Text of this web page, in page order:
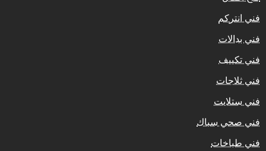
فني انتركم
فني بدالات
فني تكييف
فني ثلاجات
فني ستلايت
فني صحي سباك
فني طباخات